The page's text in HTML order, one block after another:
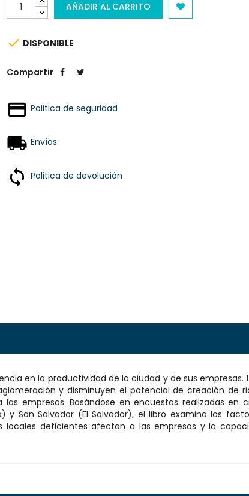
AÑADIR AL CARRITO
 DISPONIBLE
Compartir
Politica de seguridad
Envíos
Politica de devolución
en la productividad de la ciudad y de sus empresas.
y disminuyen el potencial de creación de
empresas. Basándose en encuestas realizadas en
y San Salvador (El Salvador), el libro examina los
deficientes afectan a las empresas y la